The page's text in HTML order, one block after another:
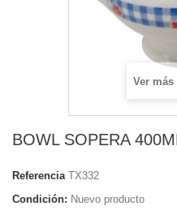
Ver más
BOWL SOPERA
Referencia TX332
Condición: Nuevo producto